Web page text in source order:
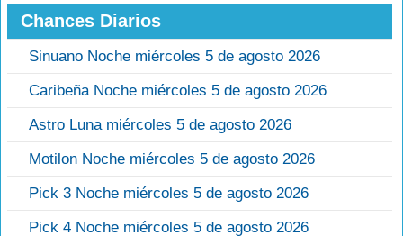
Chances Diarios
Sinuano Noche miércoles 5 de agosto 2026
Caribeña Noche miércoles 5 de agosto 2026
Astro Luna miércoles 5 de agosto 2026
Motilon Noche miércoles 5 de agosto 2026
Pick 3 Noche miércoles 5 de agosto 2026
Pick 4 Noche miércoles 5 de agosto 2026